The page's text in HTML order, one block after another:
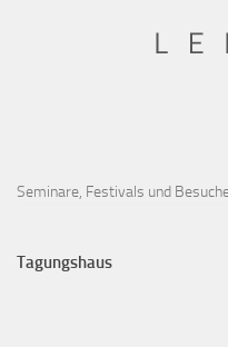
Seminare, Festivals und
Tagungshaus